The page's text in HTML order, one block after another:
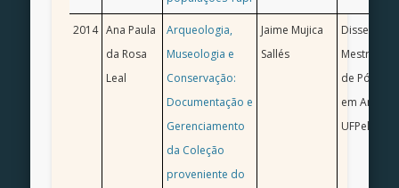
2014 Ana Paula
da Rosa
Leal
Arqueologia,
Museologia e
Conservação:
Documentação e
Gerenciamento
da Coleção
proveniente do
Jaime Mujica
Sallés
Mestrado
de Pós-
em
UFPel